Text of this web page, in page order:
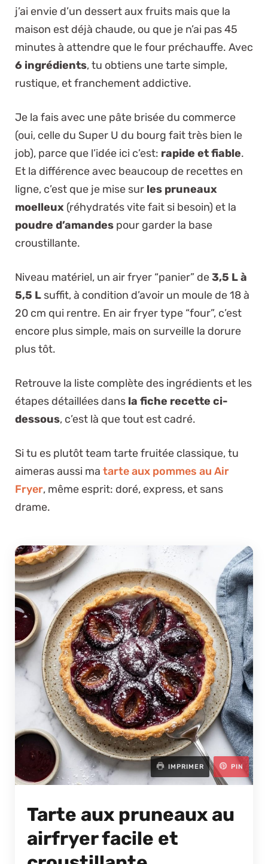
j’ai envie d’un dessert aux fruits mais que la
maison est déjà chaude, ou que je n’ai pas 45
minutes à attendre que le four préchauffe. Avec
6 ingrédients, tu obtiens une tarte simple,
rustique, et franchement addictive.
Je la fais avec une pâte brisée du commerce
(oui, celle du Super U du bourg fait très bien le
job), parce que l’idée ici c’est: rapide et fiable.
Et la différence avec beaucoup de recettes en
ligne, c’est que je mise sur les pruneaux
moelleux (réhydratés vite fait si besoin) et la
poudre d’amandes pour garder la base
croustillante.
Niveau matériel, un air fryer “panier” de3,5 L à
5,5 L suffit, à condition d’avoir un moule de 18 à
20 cm qui rentre. En air fryer type “four”, c’est
encore plus simple, mais on surveille la dorure
plus tôt.
Retrouve la liste complète des ingrédients et les
étapes détaillées dans la fiche recette ci-
dessous, c’est là que tout est cadré.
Si tu es plutôt team tarte fruitée classique, tu
aimeras aussi ma tarte aux pommes au Air
Fryer, même esprit: doré, express, et sans
drame.
IMPRIMER PIN
Tarte aux pruneaux au
airfryer facile et